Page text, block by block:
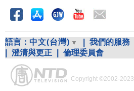
語言： 中文(台灣) 我們的服務
澄清與更正 倫理委員會
Copyright ©2002-2023